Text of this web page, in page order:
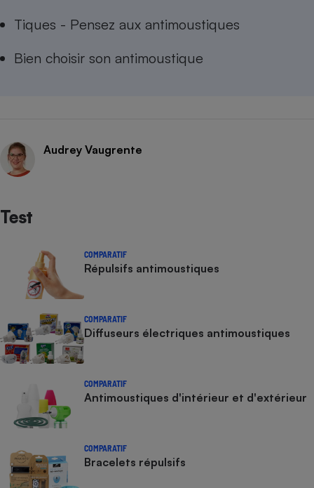
Tiques - Pensez aux antimoustiques
Bien choisir son antimoustique
Audrey Vaugrente
Test
COMPARATIF
Répulsifs antimoustiques
COMPARATIF
Diffuseurs électriques antimoustiques
COMPARATIF
Antimoustiques d'intérieur et d'extérieur
COMPARATIF
Bracelets répulsifs
Robot ménager